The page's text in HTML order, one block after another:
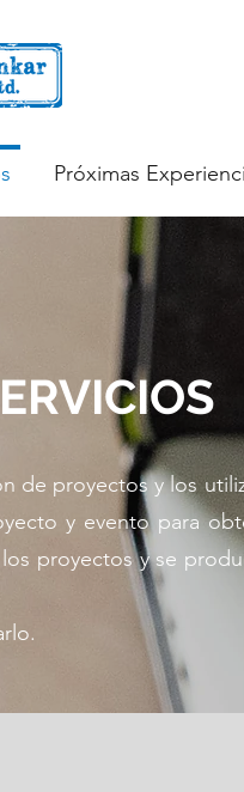
Próximas
de proyectos y los
y evento para
proyectos y se